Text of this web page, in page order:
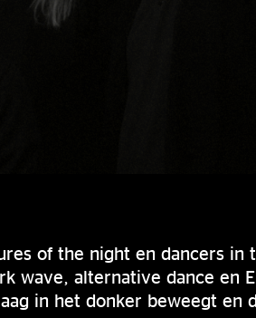
of the night en dancers in
wave, alternative dance en
in het donker beweegt en